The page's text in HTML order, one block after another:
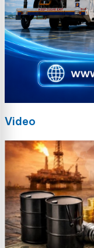
Video